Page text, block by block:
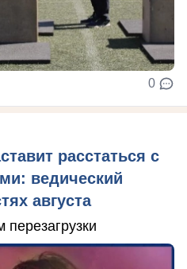
0
расстаться с
ведический
августа
перезагрузки